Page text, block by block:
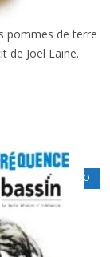
DU
x
pommes de terre
de Joel Laine.
, PODCAST RADIO